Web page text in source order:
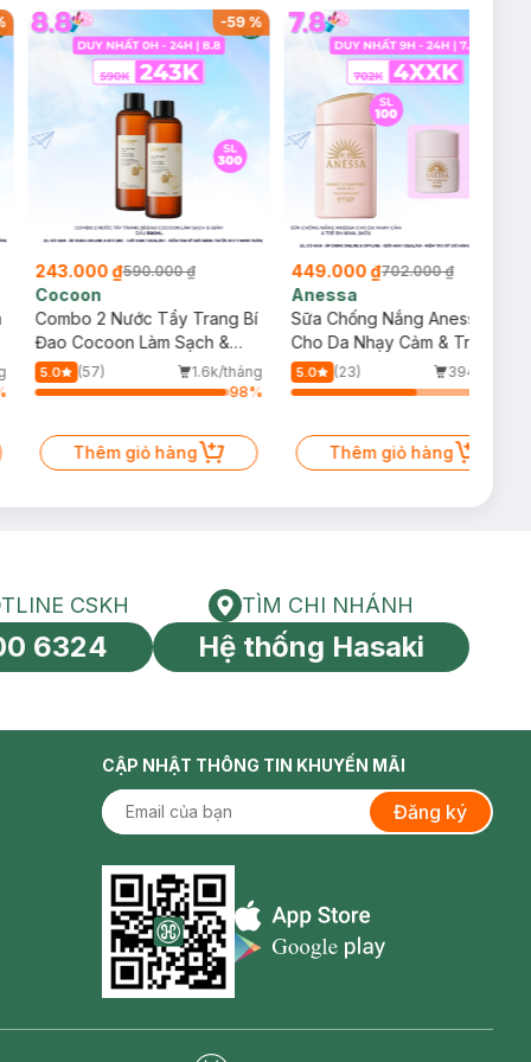
hoặc sáng tạo
-59%
243.000 ₫590.000 ₫
Cocoon
Combo 2 Nước Tẩy Trang Bí
Đao Cocoon Làm Sạch &
Giảm Dầu 500ml
5.0 (57)
1.6k/tháng
98%
Thêm giỏ hàng
449.000 ₫702.000 ₫
Anessa
Sữa Chống Nắng Anessa
Cho Da Nhạy Cảm & Trẻ Em
60ml (Mới)
5.0 (23)
394/tháng
Thêm giỏ hàng
toàn cầu
HOTLINE CSKH
CSKH
6324
Tìm chi nhánh
TÌM CHI NHÁNH
Hệ thống Hasaki
CẬP NHẬT THÔNG TIN KHUYẾN MÃI
Đăng ký
Appstore icon